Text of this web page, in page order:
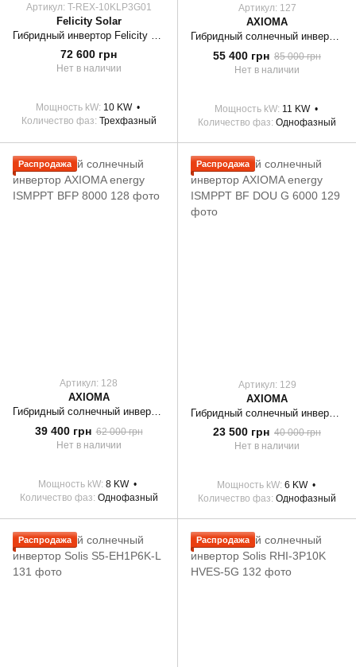
Артикул: T-REX-10KLP3G01
Felicity Solar
72 600 грн
Нет в наличии
Мощность kW 10 KW
Количество фаз Трехфазный
Артикул: 127
AXIOMA
Гибридный солнечный инвертор AXIOMA energy ISMPPT BFP 11000
55 400 грн 85 000 грн
Нет в наличии
Мощность kW 11 KW
Количество фаз Однофазный
Распродажа
Артикул: 128
AXIOMA
Гибридный солнечный инвертор AXIOMA energy ISMPPT BFP 8000
39 400 грн 62 000 грн
Нет в наличии
Мощность kW 8 KW
Количество фаз Однофазный
Распродажа
Артикул: 129
AXIOMA
23 500 грн 40 000 грн
Нет в наличии
Мощность kW 6 KW
Количество фаз Однофазный
Распродажа Распродажа